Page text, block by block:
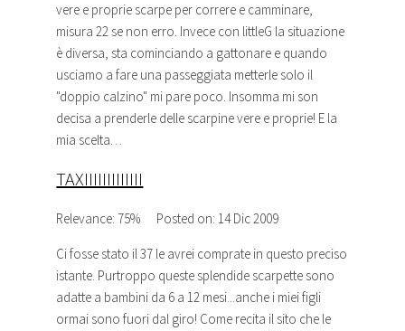
vere e proprie scarpe per correre e camminare,
misura 22 se non erro. Invece con littleG la situazione
è diversa, sta cominciando a gattonare e quando
usciamo a fare una passeggiata metterle solo il
"doppio calzino" mi pare poco. Insomma mi son
decisa a prenderle delle scarpinevere e proprie! E la
mia scelta…
TAXIIIIIIIIIIIII
Relevance: 75% Posted on: 14 Dic 2009
Ci fosse stato il 37 le avrei comprate in questo preciso
istante. Purtroppo queste splendide scarpette sono
adatte a bambini da 6 a 12 mesi...anche i miei figli
ormai sono fuori dal giro! Come recita il sito che le